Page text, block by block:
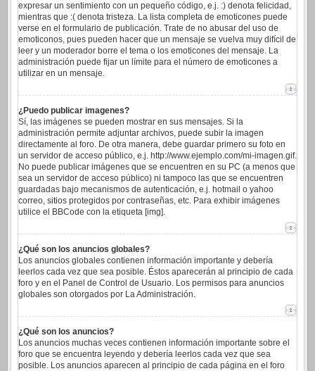
expresar un sentimiento con un pequeño código, e.j. :) denota felicidad,
mientras que :( denota tristeza. La lista completa de emoticones puede
verse en el formulario de publicación. Trate de no abusar del uso de
emoticonos, pues pueden hacer que un mensaje se vuelva muy difícil de
leer y un moderador borre el tema o los emoticones del mensaje. La
administración puede fijar un límite para el número de emoticones a
utilizar en un mensaje.
¿Puedo publicar imagenes?
Sí, las imágenes se pueden mostrar en sus mensajes. Si la
administración permite adjuntar archivos, puede subir la imagen
directamente al foro. De otra manera, debe guardar primero su foto en
un servidor de acceso público, e.j. http://www.ejemplo.com/mi-imagen.gif.
No puede publicar imágenes que se encuentren en su PC (a menos que
sea un servidor de acceso público) ni tampoco las que se encuentren
guardadas bajo mecanismos de autenticación, e.j. hotmail o yahoo
correo, sitios protegidos por contraseñas, etc. Para exhibir imágenes
utilice el BBCode con la etiqueta [img].
¿Qué son los anuncios globales?
Los anuncios globales contienen información importante y debería
leerlos cada vez que sea posible. Éstos aparecerán al principio de cada
foro y en el Panel de Control de Usuario. Los permisos para anuncios
globales son otorgados por La Administración.
¿Qué son los anuncios?
Los anuncios muchas veces contienen información importante sobre el
foro que se encuentra leyendo y debería leerlos cada vez que sea
posible. Los anuncios aparecen al principio de cada página en el foro